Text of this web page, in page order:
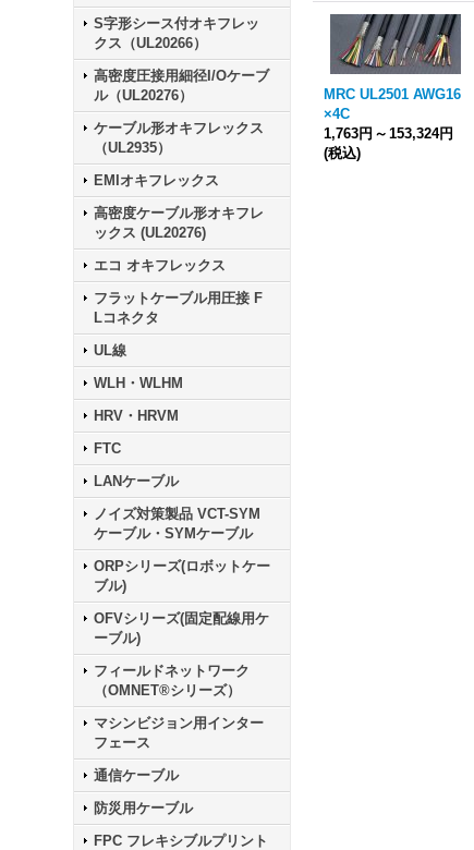
S字形シース付オキフレッ
クス（UL20266）
高密度圧接用細径I/Oケーブ
ル（UL20276）
ケーブル形オキフレックス
（UL2935）
EMIオキフレックス
高密度ケーブル形オキフレ
ックス (UL20276)
エコ オキフレックス
フラットケーブル用圧接 F
Lコネクタ
UL線
WLH・WLHM
HRV・HRVM
FTC
LANケーブル
ノイズ対策製品 VCT-SYM
ケーブル・SYMケーブル
ORPシリーズ(ロボットケー
ブル)
OFVシリーズ(固定配線用ケ
ーブル)
フィールドネットワーク
（OMNET®シリーズ）
マシンビジョン用インター
フェース
通信ケーブル
防災用ケーブル
FPC フレキシブルプリント
MRC UL2501 AWG16
×4C
1,763円 ～ 153,324円
(税込)